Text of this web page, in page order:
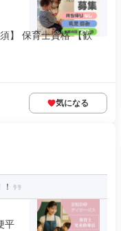
】 保育士資格 【歓
気になる
平